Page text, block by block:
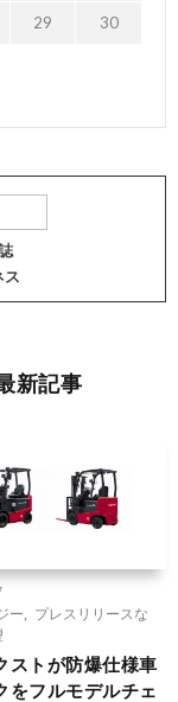
29 30
ス
新記事
ー
プレスリリースな
ストが防爆仕様車
をフルモデルチェ